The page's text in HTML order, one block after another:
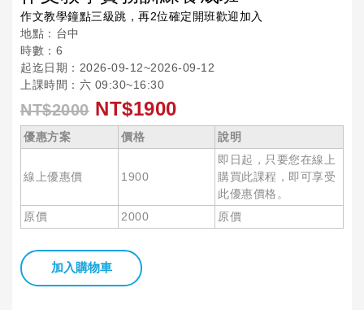
作文教學鐘點三級跳，再2位確定開班歡迎加入
地點：台中
時數：6
起迄日期：2026-09-12~2026-09-12
上課時間：六 09:30~16:30
NT$2000 NT$1900
優惠方案 價格 說明
線上優惠價 1900
即日起，只要您在線上
購買此課程，即可享受
此優惠價格。
原價
2000 原價
加入購物車